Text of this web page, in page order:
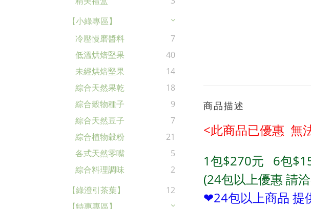
【小綠專區】
冷壓慢磨醬料
7
低溫烘焙堅果
40
未經烘焙堅果
14
綜合天然果乾
18
綜合穀物種子
9
綜合天然豆子
7
綜合植物穀粉
21
各式天然零嘴
5
綜合料理調味
2
【綠澄引茶葉】
12
【特惠專區】
商品描述
<此商品已優惠 無
1包$270元 6包
(24包以上優惠 請
❤24包以上商品 提